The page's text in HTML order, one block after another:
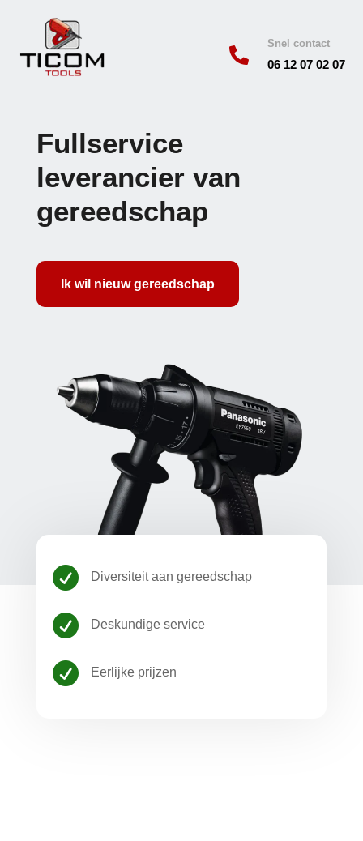

Snel contact
06 12 07 02 07
Fullservice
leverancier van
gereedschap
Ik wil nieuw gereedschap
 Diversiteit aan gereedschap
 Deskundige service
 Eerlijke prijzen